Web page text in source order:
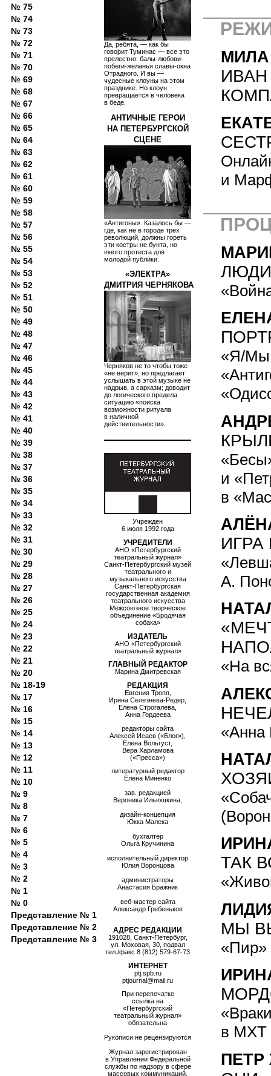
Да, ребята, — как бы
говорит Туминас — все это
прелестно: балы-любови-
побеги-желанья славы-окна
Отрадного. И вы —
чудесные клоуны на этом
празднике. Но клоун
превращается в человека
в беде.
АНТИЧНЫЕ ГЕРОИ
НА ПЕТЕРБУРГСКОЙ
СЦЕНЕ
«Антигоны». Казалось бы —
где, как не в городе трех
революций, должны гореть
эти костры не бунта, но
юного протеста для
молодой публики.
«ЭЛЕКТРА»
ДМИТРИЯ ЧЕРНЯКОВА
Черняков не то чтобы тоже
«не верит», но предлагает
услышать в этой музыке не
надрыв, а сарказм; доводит
до логического предела
ситуацию «поиска
возможности ритуала
в наличной
действительности».
Учрежден
6 июля 1992 года
УЧРЕДИТЕЛИ
АНО «Петербургский
театральный журнал»
Санкт-Петербургский музей
театрального и
музыкального искусства
Санкт-Петербургская
государственная академия
театрального искусства
Межсоюзное творческое
объединение «Бродячая
собака»
ИЗДАТЕЛЬ
АНО «Петербургский
театральный журнал»
ГЛАВНЫЙ РЕДАКТОР
Марина Дмитревская
РЕДАКЦИЯ
Евгения Тропп,
Ирина Селезнева-Редер,
Елена Строгалева,
Анна Гордеева
редакторы сайта
Алексей Исаев («Блог»),
Елена Вольгуст,
Вера Харламова
(«Пресса»)
литературный редактор
Елена Миненко
зав. редакцией
Вероника Ильюшкина,
дизайн-концепция
Юкка Малека
бухгалтер
Ольга Кручинина
исполнительный директор
Юлия Воронцова
администраторы
Анастасия Бражник
веб-мастер сайта
Александр Гребеньков
АДРЕС РЕДАКЦИИ
191028, Санкт-Петербург,
ул. Моховая, 30, подвал
тел./факс 8 (812) 579-67-73
ИНТЕРНЕТ
ptj.spb.ru
ptjournal@mail.ru
При перепечатке
ссылка на
«Петербургский
театральный журнал»
обязательна
Рукописи не рецензируются
Журнал зарегистрирован
в Управлении Федеральной
службы по надзору в сфере
массовых коммуникаций,
и
ЛЮДИ
«Я/Мы
и
в
ИГРА
А.
«На
«Анна
ТАК
МЫ
«Пир»
в МХТ
№ 75
№ 74
№ 73
№ 72
№ 71
№ 70
№ 69
№ 68
№ 67
№ 66
№ 65
№ 64
№ 63
№ 62
№ 61
№ 60
№ 59
№ 58
№ 57
№ 56
№ 55
№ 54
№ 53
№ 52
№ 51
№ 50
№ 49
№ 48
№ 47
№ 46
№ 45
№ 44
№ 43
№ 42
№ 41
№ 40
№ 39
№ 38
№ 37
№ 36
№ 35
№ 34
№ 33
№ 32
№ 31
№ 30
№ 29
№ 28
№ 27
№ 26
№ 25
№ 24
№ 23
№ 22
№ 21
№ 20
№ 18-19
№ 17
№ 16
№ 15
№ 14
№ 13
№ 12
№ 11
№ 10
№ 9
№ 8
№ 7
№ 6
№ 5
№ 4
№ 3
№ 2
№ 1
№ 0
Представление № 1
Представление № 2
Представление № 3